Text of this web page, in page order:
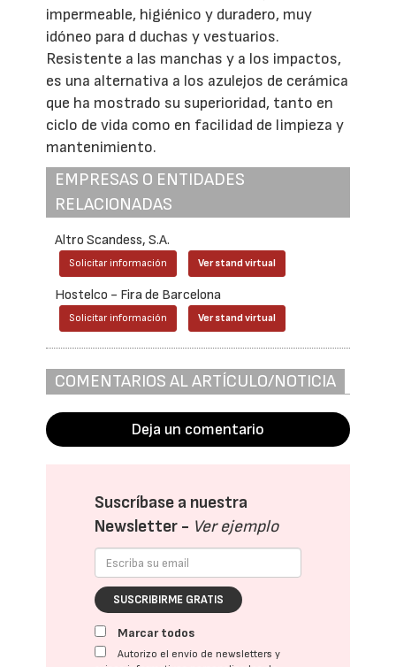
impermeable, higiénico y duradero, muy
idóneo para d duchas y vestuarios.
Resistente a las manchas y a los impactos,
es una alternativa a los azulejos de cerámica
que ha mostrado su superioridad, tanto en
ciclo de vida como en facilidad de limpieza y
mantenimiento.
EMPRESAS O ENTIDADES
RELACIONADAS
Altro Scandess, S.A.
Solicitar información Ver stand virtual
Hostelco - Fira de Barcelona
Solicitar información Ver stand virtual
COMENTARIOS AL ARTÍCULO/NOTICIA
Deja un comentario
Suscríbase a nuestra
Newsletter - Ver ejemplo
SUSCRIBIRME GRATIS
Marcar todos
Autorizo el envío de newsletters y